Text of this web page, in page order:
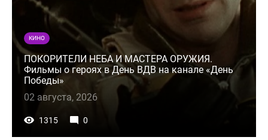
КИНО
ПОКОРИТЕЛИ НЕБА И МАСТЕРА ОРУЖИЯ.
Фильмы о героях в День ВДВ на канале «День
Победы»
02 августа, 2026
1315 0